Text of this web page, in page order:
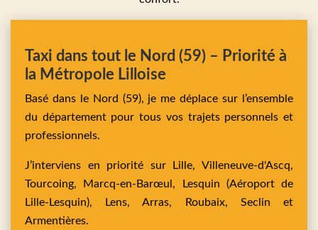
Taxi dans tout le Nord (59) – Priorité à
la Métropole Lilloise
Basé dans le Nord (59), je me déplace sur l’ensemble
du département pour tous vos trajets personnels et
professionnels.
J’interviens en priorité surLille,Villeneuve-d'Ascq,
Tourcoing,
Marcq-en-Barœul, Lesquin (Aéroport de
Lille-Lesquin), Lens,Arras, Roubaix, Seclin et
Armentières.